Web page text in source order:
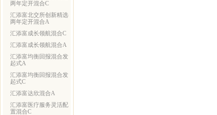
两年定开混合C
汇添富北交所创新精选
两年定开混合A
汇添富成长领航混合C
汇添富成长领航混合A
汇添富均衡回报混合发
起式A
汇添富均衡回报混合发
起式C
汇添富达欣混合A
汇添富医疗服务灵活配
置混合C